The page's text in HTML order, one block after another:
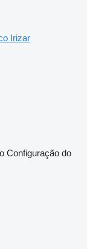
Irizar
Configuração do